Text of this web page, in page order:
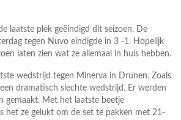
laatste plek geëindigd dit seizoen. De
tegen Nuvo eindigde in 3 -1. Hopelijk
laten zien wat ze allemaal in huis hebben.
wedstrijd tegen Minerva in Drunen. Zoals
dramatisch slechte wedstrijd. Er werden
gemaakt. Met het laatste beetje
het ze gelukt om de set te pakken met 21-